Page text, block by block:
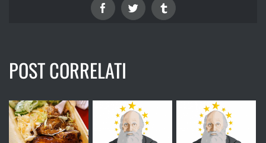
FacebookTwitter Tumblr
POST CORRELATI